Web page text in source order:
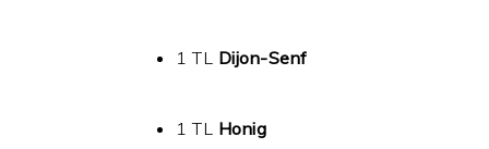
1 TL Dijon-Senf
1 TL Honig